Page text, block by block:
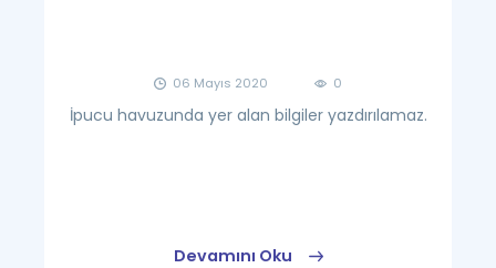
06 Mayıs 2020 0
İpucu havuzunda yer alan bilgiler yazdırılamaz.
Devamını Oku